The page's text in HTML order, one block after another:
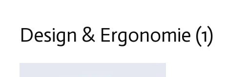
Design & Ergonomie (1)